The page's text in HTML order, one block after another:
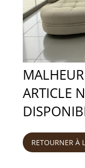
ARTICLE
RETOURNER À